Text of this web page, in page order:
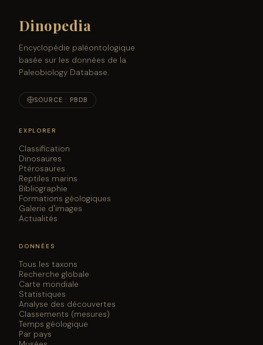
Dinopedia
Encyclopédie paléontologique
basée sur les données de la
Paleobiology Database.
SOURCE : PBDB
EXPLORER
Classification
Dinosaures
Ptérosaures
Reptiles marins
Bibliographie
Formations géologiques
Galerie d'images
Actualités
DONNÉES
Tous les taxons
Recherche globale
Carte mondiale
Statistiques
Analyse des découvertes
Classements (mesures)
Temps géologique
Par pays